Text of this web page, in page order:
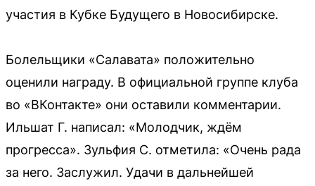
участия в Кубке Будущего в Новосибирске.
Болельщики «Салавата» положительно
оценили награду. В официальной группе клуба
во «ВКонтакте» они оставили комментарии.
Ильшат Г. написал: «Молодчик, ждём
прогресса». Зульфия С. отметила: «Очень рада
за него. Заслужил. Удачи в дальнейшей